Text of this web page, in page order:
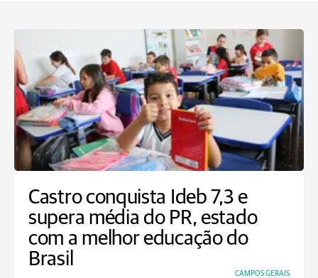
Castro conquista Ideb 7,3 e
supera média do PR, estado
com a melhor educação do
Brasil
CAMPOS GERAIS